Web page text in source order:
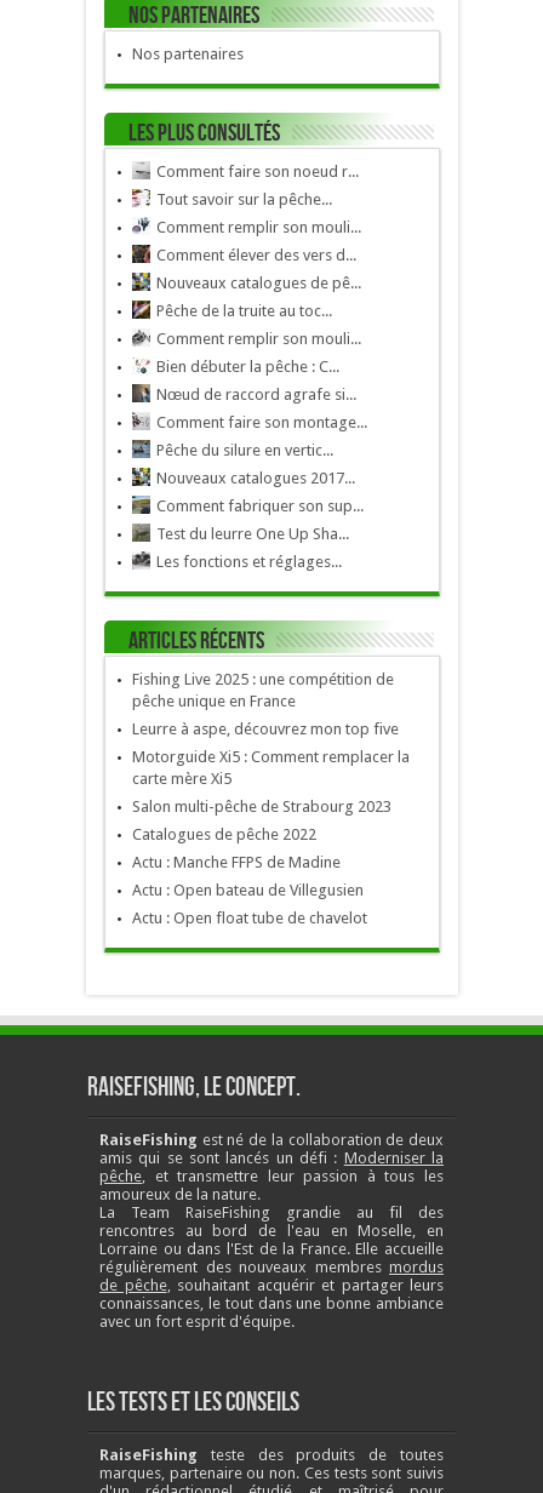
Nos Partenaires
Nos partenaires
Les plus consultés
Comment faire son noeud r...
Tout savoir sur la pêche...
Comment remplir son mouli...
Comment élever des vers d...
Nouveaux catalogues de pê...
Pêche de la truite au toc...
Comment remplir son mouli...
Bien débuter la pêche : C...
Nœud de raccord agrafe si...
Comment faire son montage...
Pêche du silure en vertic...
Nouveaux catalogues 2017...
Comment fabriquer son sup...
Test du leurre One Up Sha...
Les fonctions et réglages...
Articles récents
Fishing Live 2025 : une compétition de
pêche unique en France
Leurre à aspe, découvrez mon top five
Motorguide Xi5 : Comment remplacer la
carte mère Xi5
Salon multi-pêche de Strabourg 2023
Catalogues de pêche 2022
Actu : Manche FFPS de Madine
Actu : Open bateau de Villegusien
Actu : Open float tube de chavelot
RaiseFishing, le concept.
RaiseFishing est né de la collaboration de deux
amis qui se sont lancés un défi : Moderniser la
pêche, et transmettre leur passion à tous les
amoureux de la nature.
La Team RaiseFishing grandie au fil des
rencontres au bord de l'eau en Moselle, en
Lorraine ou dans l'Est de la France. Elle accueille
régulièrement des nouveaux membres mordus
de pêche, souhaitant acquérir et partager leurs
connaissances, le tout dans une bonne ambiance
avec un fort esprit d'équipe.
Les tests et les conseils
RaiseFishing teste des produits de toutes
marques, partenaire ou non. Ces tests sont suivis